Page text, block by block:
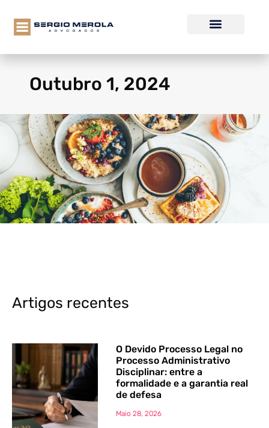
Outubro 1, 2024
Artigos recentes
O Devido Processo Legal no
Processo Administrativo
Disciplinar: entre a
formalidade e a garantia real
de defesa
Maio 28, 2026